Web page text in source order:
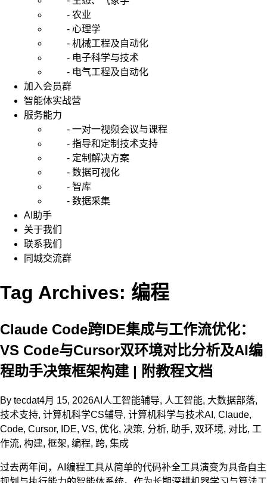
- 农业
- 心理学
- 机械工程及自动化
- 电子科学与技术
- 电气工程及自动化
加入会员群
智能体实战营
服务能力
- 一对一视频会议与课程
- 指导和定制技术支持
- 定制解决方案
- 数据可视化
- 智库
- 数据采集
AI助手
关于我们
联系我们
同城交流群
Tag Archives: 编程
Claude Code跨IDE集成与工作流优化：
VS Code与Cursor双环境对比分析及AI编
程助手决策框架构建 | 附教程文档
By tecdat4月 15, 2026AI人工智能辅导, 人工智能, 大数据部落,
技术支持, 计算机科学CS辅导, 计算机科学与技术AI , Claude,
Code, Cursor, IDE, VS, 优化, 决策, 分析, 助手, 双环境, 对比, 工
作流, 构建, 框架, 编程, 跨, 集成
过去两年间，AI编程工具从简单的代码补全工具演变为具备自主